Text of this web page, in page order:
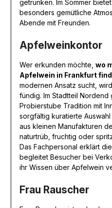
getrunken. Im Sommer
besonders gemütliche
Abende mit Freunden.
Apfelweinkontor
Wer erkunden möchte, wo
Apfelwein in Frankfurt
modernen Ansatz sucht,
fündig. Im Stadtteil
Probierstube Tradition mit
sorgfältig kuratierte
aus kleinen Manufakturen
naturtrüb, fruchtig oder
Das Fachpersonal erklärt
begleitet Besucher bei
ihr Wissen über Apfelwein
Frau Rauscher